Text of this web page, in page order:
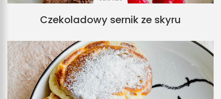
Czekoladowy sernik ze skyru